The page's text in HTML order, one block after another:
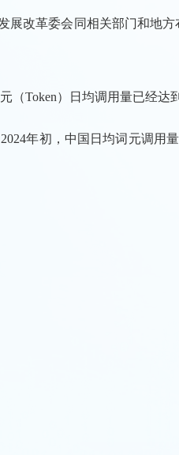
展改革委会同相关部门和地
（Token）日均调用量已经达
年初，中国日均词元调用